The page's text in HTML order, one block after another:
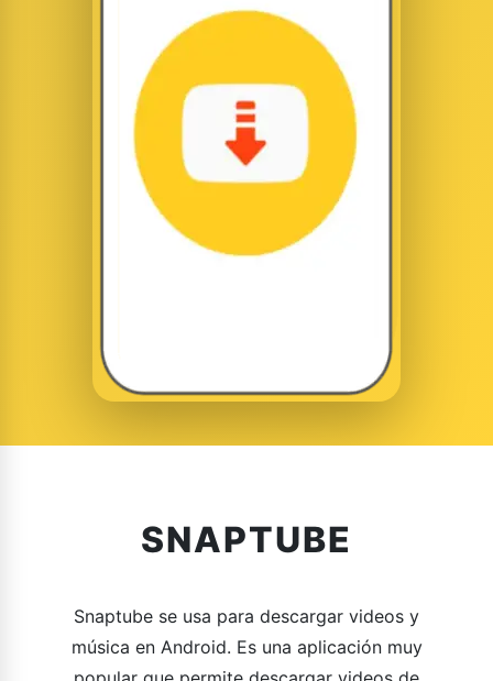
SNAPTUBE
Snaptube se usa para descargar videos y
música en Android. Es una aplicación muy